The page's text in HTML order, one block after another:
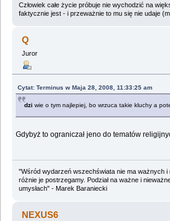
Człowiek całe życie próbuje nie wychodzić na
faktycznie jest - i przeważnie to mu się nie udaje
Q
Juror
Cytat: Terminus w Maja 28, 2008, 11:33:25 am
dzi wie o tym najlepiej, bo wrzuca takie kluchy a
Gdybyż to ograniczał jeno do tematów
"Wśród wydarzeń wszechświata nie ma ważnych i
różnie je postrzegamy. Podział na ważne i
umysłach" - Marek Baraniecki
NEXUS6